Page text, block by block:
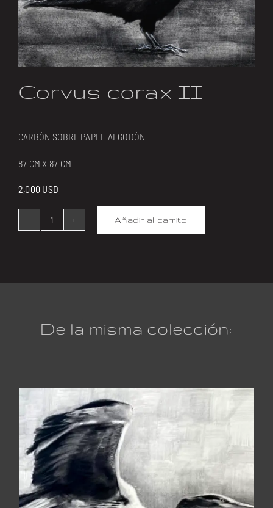
Corvus corax II
CARBÓN SOBRE PAPEL ALGODÓN
87 CM X 87 CM
2,000 USD
Corvus
Añadir al carrito
De la misma colección: